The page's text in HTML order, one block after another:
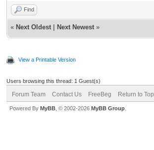
Find
« Next Oldest Next Newest »
View a Printable Version
Users browsing this thread: 1 Guest(s)
Forum Team Contact Us FreeBeg Return to Top
Powered By MyBB , © 2002-2026 MyBB Group